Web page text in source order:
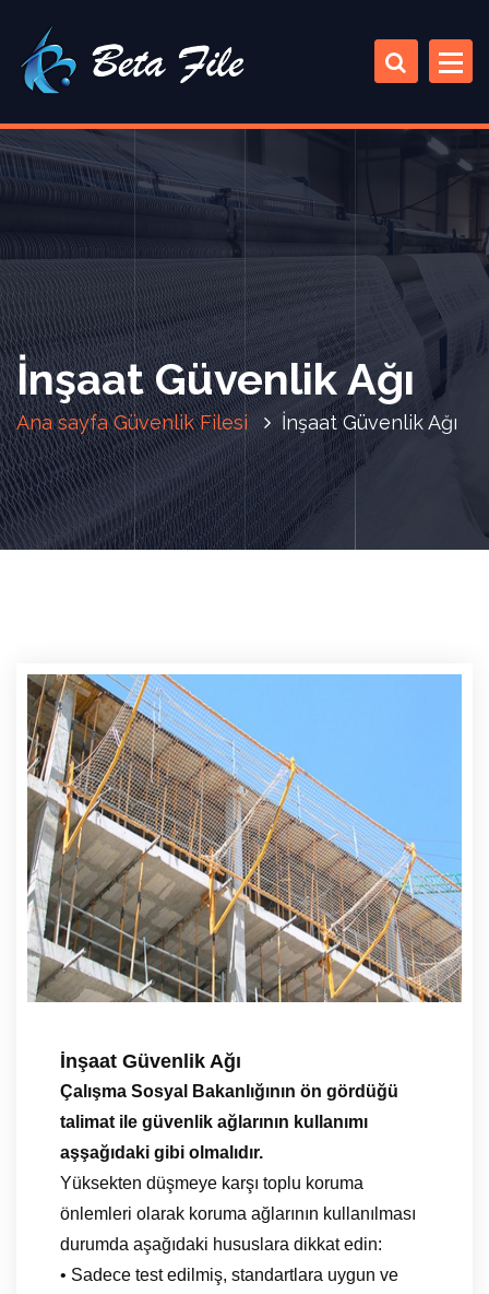
ğ
e
a
a
İnşaat Güvenlik Ağı
Ana sayfa Güvenlik Filesi İnşaat Güvenlik Ağı
İnşaat Güvenlik Ağı
Çalışma Sosyal Bakanlığının ön gördüğü
talimat ile güvenlik ağlarının kullanımı
aşşağıdaki gibi olmalıdır.
Yüksekten düşmeye karşı toplu koruma
önlemleri olarak koruma ağlarının kullanılması
durumda aşağıdaki hususlara dikkat edin:
• Sadece test edilmiş, standartlara uygun ve